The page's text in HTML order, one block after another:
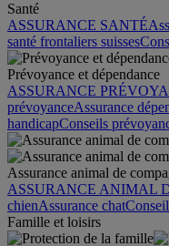
Santé
ASSURANCE SANTÉ
santé frontaliers suisses
Prévoyance et dépendance
ASSURANCE
prévoyanceAssurance
handicapConseils
Assurance animal de
ASSURANCE ANIMAL
chienAssurance chat
Famille et loisirs